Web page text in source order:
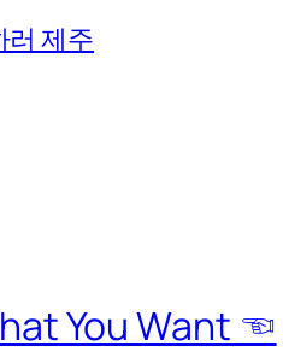
러 제주
You Want ☜